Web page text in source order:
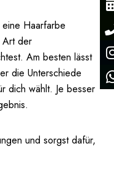
Haarfarbe
Art der
Am besten lässt
die Unterschiede
dich wählt. Je besser
und sorgst dafür,